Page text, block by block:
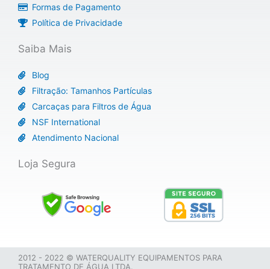
Formas de Pagamento
Política de Privacidade
Saiba Mais
Blog
Filtração: Tamanhos Partículas
Carcaças para Filtros de Água
NSF International
Atendimento Nacional
Loja Segura
2012 - 2022 © WATERQUALITY EQUIPAMENTOS PARA
TRATAMENTO DE ÁGUA LTDA.